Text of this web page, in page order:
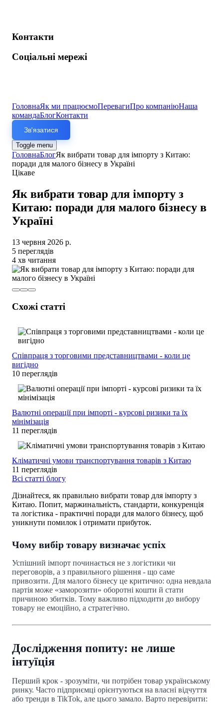
Контакти
Соціальні мережі
ГоловнаЯк ми працюємоПеревагиПро компаніюНаша
командаБлогКонтакти
Зв'язатися
Toggle menu
ГоловнаБлогЯк вибрати товар для імпорту з Китаю:
поради для малого бізнесу в Україні
Цікаве
Як вибрати товар для імпорту з
Китаю: поради для малого бізнесу в
Україні
13 червня 2026 р.
5 переглядів
4 хв читання
Схожі статті
Співпраця з торговими представництвами - коли це
вигідно
10 переглядів
Валютні операції при імпорті - курсові ризики та їх
мінімізація
11 переглядів
Кліматичні умови транспортування товарів з Китаю
11 переглядів
Всі статті блогу
Дізнайтеся, як правильно вибрати товар для імпорту з
Китаю. Попит, маржинальність, стандарти, конкуренція
та логістика - практичні поради для малого бізнесу, щоб
уникнути помилок і отримати прибуток.
Чому вибір товару визначає успіх
Успішний імпорт починається не з логістики чи
переговорів, а з правильного рішення - що саме
привозити. Для малого бізнесу це критично: одна невдала
партія може «заморозити» оборотні кошти й стати
причиною збитків. Тому важливо підходити до вибору
товару не емоційно, а стратегічно.
Дослідження попиту: не лише
інтуїція
Перший крок - зрозуміти, чи потрібен товар українському
ринку. Часто підприємці орієнтуються на власні відчуття
або тренди в TikTok, але цього замало. Варто перевірити: